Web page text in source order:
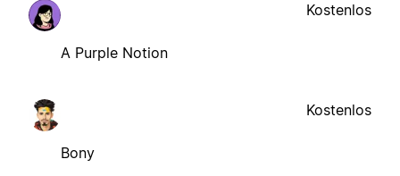
A Purple Notion
Kostenlos
Bony
Kostenlos